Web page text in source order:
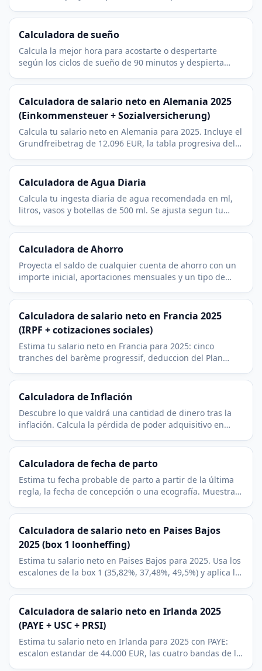
año.
Calculadora de sueño
Calcula la mejor hora para acostarte o despertarte
según los ciclos de sueño de 90 minutos y despierta
Calculadora de salario neto en Alemania 2025
(Einkommensteuer + Sozialversicherung)
Calcula tu salario neto en Alemania para 2025. Incluye el
Grundfreibetrag de 12.096 EUR, la tabla progresiva del
Sozialversicherung (KV, PV, RV, AV).
Calculadora de Agua Diaria
Calcula tu ingesta diaria de agua recomendada en ml,
litros, vasos y botellas de 500 ml. Se ajusta segun tu
Calculadora de Ahorro
Proyecta el saldo de cualquier cuenta de ahorro con un
importe inicial, aportaciones mensuales y un tipo de
Calculadora de salario neto en Francia 2025
(IRPF + cotizaciones sociales)
Estima tu salario neto en Francia para 2025: cinco
tranches del barème progressif, deduccion del Plan
cotisations sociales.
Calculadora de Inflación
Descubre lo que valdrá una cantidad de dinero tras la
inflación. Calcula la pérdida de poder adquisitivo en
Calculadora de fecha de parto
Estima tu fecha probable de parto a partir de la última
regla, la fecha de concepción o una ecografía. Muestra
Calculadora de salario neto en Paises Bajos
2025 (box 1 loonheffing)
Estima tu salario neto en Paises Bajos para 2025. Usa los
escalones de la box 1 (35,82%, 37,48%, 49,5%) y aplica la
Calculadora de salario neto en Irlanda 2025
(PAYE + USC + PRSI)
Estima tu salario neto en Irlanda para 2025 con PAYE:
escalon estandar de 44.000 EUR, las cuatro bandas de la